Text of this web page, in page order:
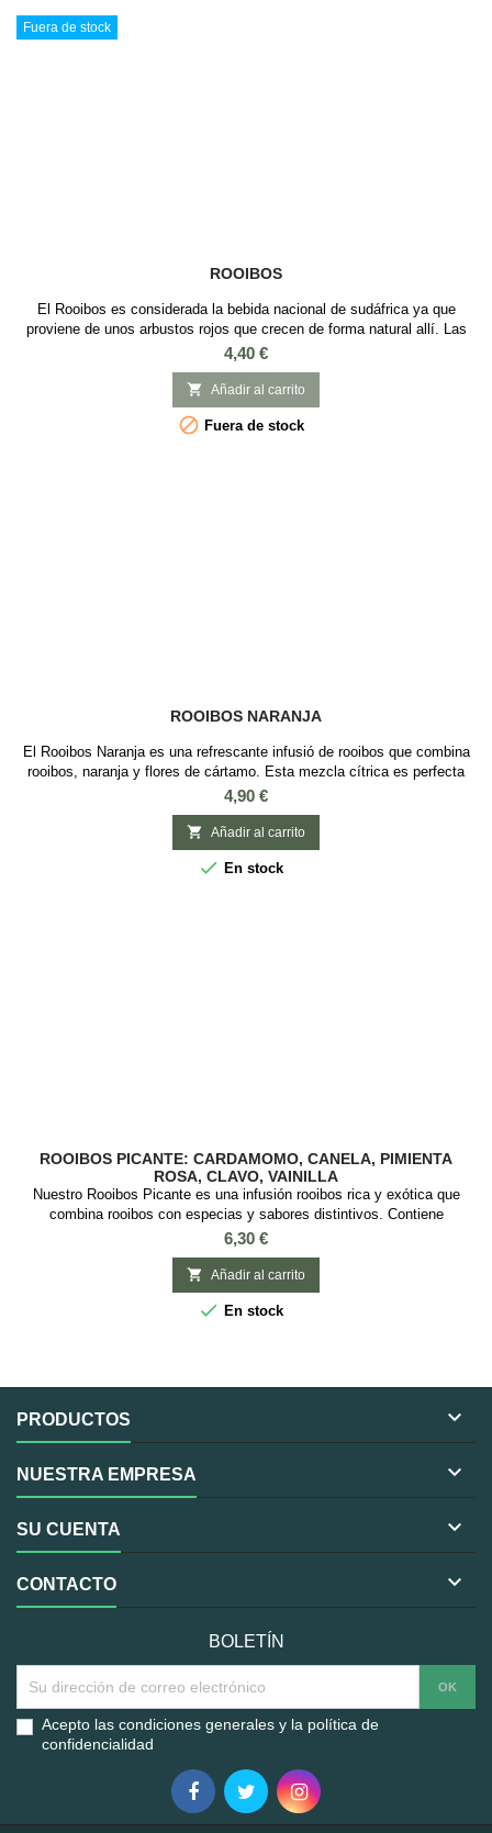
Fuera de stock
ROOIBOS
El Rooibos es considerada la bebida nacional de sudáfrica ya que
proviene de unos arbustos rojos que crecen de forma natural allí. Las
ramas de los arbustos de rooibos se secan y se cortan a trozos
pequeños, para posteriormente dejarse fermentar durante unos días
(como las hojas del té) y así obtener un color rojizo con sabor afrutado
y achocolotado...
Precio
4,40 €
 Añadir al carrito
 Fuera de stock
ROOIBOS NARANJA
El Rooibos Naranja es una refrescante infusió de rooibos que combina
rooibos, naranja y flores de cártamo. Esta mezcla cítrica es perfecta
para disfrutar en cualquier momento del día, ya que no contiene
cafeína. Se recomienda preparar con 2-3 gramos de la mezcla, agua a
90-95°C y dejar reposar de 3 a 4 minutos. Esta mezcla exótica de notas
cítricas de...
Precio
4,90 €
 Añadir al carrito
 En stock
ROOIBOS PICANTE: CARDAMOMO, CANELA, PIMIENTA
ROSA, CLAVO, VAINILLA
Nuestro Rooibos Picante es una infusión rooibos rica y exótica que
combina rooibos con especias y sabores distintivos. Contiene
cardamomo, canela, pimienta rosa, clavo y vainilla, creando un perfil de
sabor complejo: dulce, fresco y con un toque picante. Es una bebida
sin teína, perfecta para disfrutar en cualquier momento del día, ya sea
caliente o fría....
Precio
6,30 €
 Añadir al carrito
 En stock
PRODUCTOS 
NUESTRA EMPRESA 
SU CUENTA 
CONTACTO 
BOLETÍN
Acepto las condiciones generales y la política de
confidencialidad